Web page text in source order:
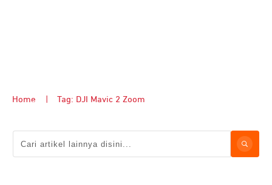
Home Tag: DJI Mavic 2 Zoom